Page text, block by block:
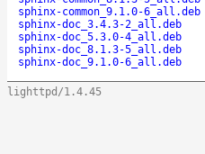
sphinx-common_9.1.0-6_all.deb
sphinx-doc_3.4.3-2_all.deb
sphinx-doc_5.3.0-4_all.deb
sphinx-doc_8.1.3-5_all.deb
sphinx-doc_9.1.0-6_all.deb
lighttpd/1.4.45